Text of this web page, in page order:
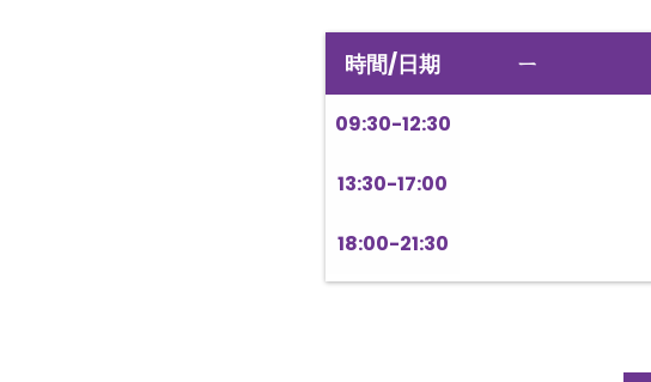
時間/日期 ㄧ
09:30-12:30
13:30-17:00
18:00-21:30